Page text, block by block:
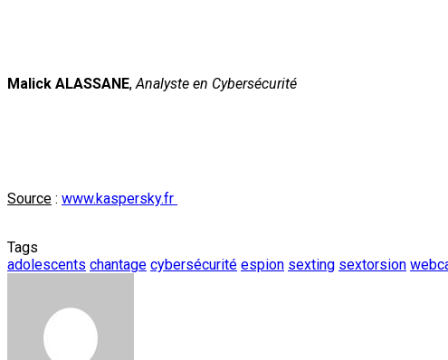
Malick ALASSANE, Analyste en Cybersécurité
Source : www.kaspersky.fr
Tags
adolescents chantage cybersécurité espion sexting sextorsion